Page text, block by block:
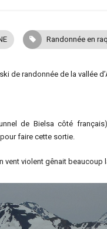
Randonnée en
de randonnée de la vallée
de Bielsa côté
faire cette sortie.
vent violent gênait